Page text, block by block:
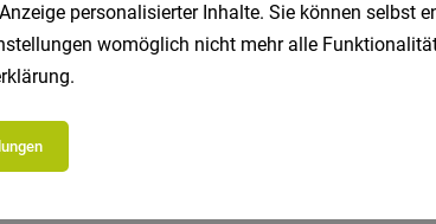
personalisierter Inhalte. Sie können selbst
womöglich nicht mehr alle
.